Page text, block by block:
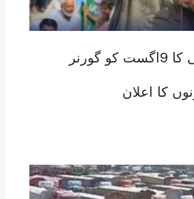
جماعت اسلامی کا 9اگست کو گورنر
کا اعلان